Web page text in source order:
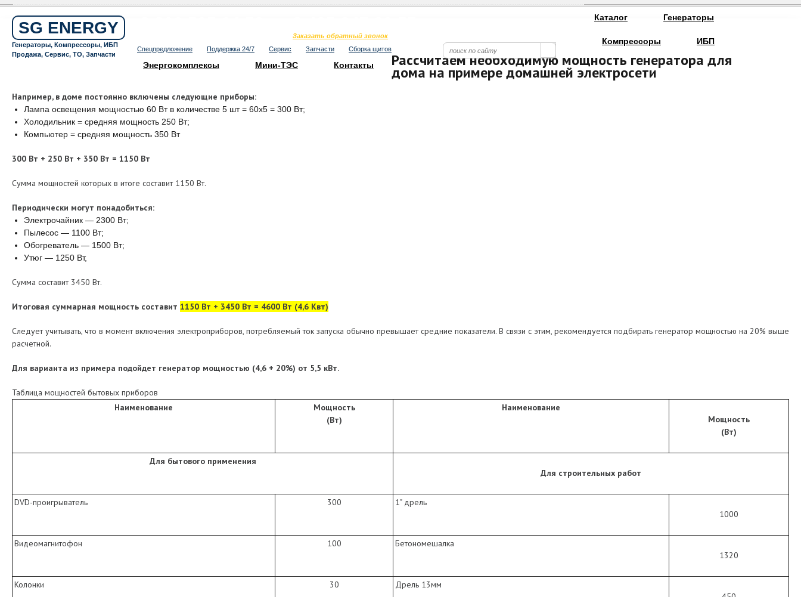
SG ENERGY
Генераторы, Компрессоры, ИБП
Продажа, Сервис, ТО, Запчасти
Заказать обратный звонок
Спецпредложение
Поддержка 24/7 Сервис Запчасти Сборка щитов
Каталог Генераторы
Компрессоры ИБП
Энергокомплексы Мини-ТЭС Контакты Рассчитаем необходимую мощность генератора для
дома на примере домашней электросети
Например, в доме постоянно включены следующие приборы:
Лампа освещения мощностью 60 Вт в количестве 5 шт = 60х5 = 300 Вт;
Холодильник = средняя мощность 250 Вт;
Компьютер = средняя мощность 350 Вт
300 Вт + 250 Вт + 350 Вт = 1150 Вт
Сумма мощностей которых в итоге составит 1150 Вт.
Периодически могут понадобиться:
Электрочайник — 2300 Вт;
Пылесос — 1100 Вт;
Обогреватель — 1500 Вт;
Утюг — 1250 Вт,
Сумма составит 3450 Вт.
Итоговая суммарная мощность составит 1150 Вт + 3450 Вт = 4600 Вт (4,6 Квт)
Следует учитывать, что в момент включения электроприборов, потребляемый ток запуска обычно превышает средние показатели. В связи с этим, рекомендуется подбирать генератор мощностью на 20% выше
расчетной.
Для варианта из примера подойдет генератор мощностью (4,6 + 20%) от 5,5 кВт.
Таблица мощностей бытовых приборов
Наименование
Мощность
(Вт)
Наименование
Мощность
(Вт)
Для бытового применения
Для строительных работ
DVD-проигрыватель 300
1" дрель
1000
Видеомагнитофон 100
Бетономешалка
1320
Колонки 30
Дрель 13мм